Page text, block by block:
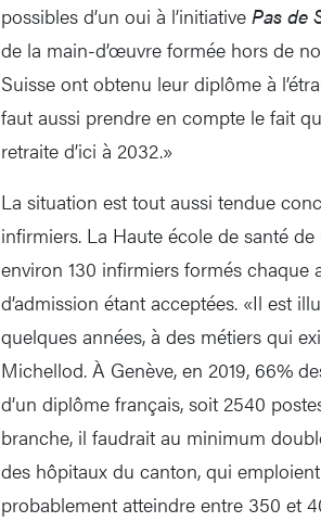
possibles d’un oui à l’initiative Pas de
de la main-d’œuvre formée hors de
Suisse ont obtenu leur diplôme à
faut aussi prendre en compte le fait
retraite d’ici à 2032.»
La situation est tout aussi tendue
infirmiers. La Haute école de santé
environ 130 infirmiers formés chaque
d’admission étant acceptées. «Il est
quelques années, à des métiers qui
Michellod. À Genève, en 2019, 66%
d’un diplôme français, soit 2540
branche, il faudrait au minimum
des hôpitaux du canton, qui
probablement atteindre entre 350 et